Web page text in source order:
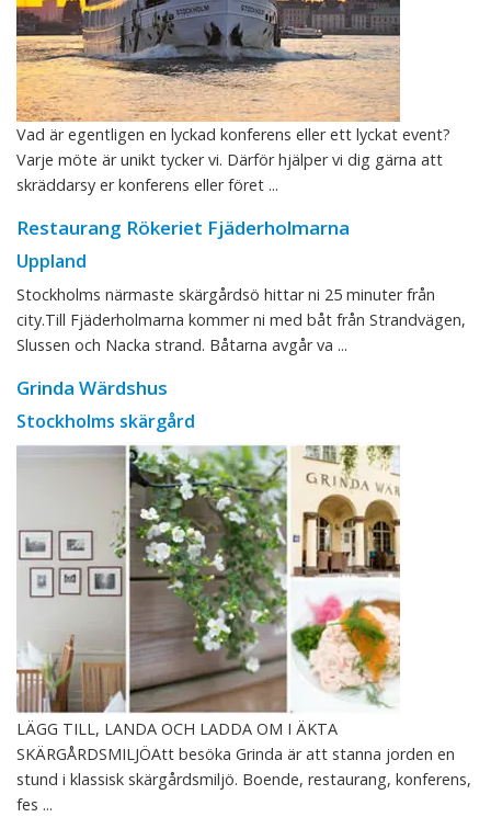
Vad är egentligen en lyckad konferens eller ett lyckat event?
Varje möte är unikt tycker vi. Därför hjälper vi dig gärna att
skräddarsy er konferens eller föret ...
Restaurang Rökeriet Fjäderholmarna
Uppland
Stockholms närmaste skärgårdsö hittar ni 25 minuter från
city.Till Fjäderholmarna kommer ni med båt från Strandvägen,
Slussen och Nacka strand. Båtarna avgår va ...
Grinda Wärdshus
Stockholms skärgård
LÄGG TILL, LANDA OCH LADDA OM I ÄKTA
SKÄRGÅRDSMILJÖAtt besöka Grinda är att stanna jorden en
stund i klassisk skärgårdsmiljö. Boende, restaurang, konferens,
fes ...